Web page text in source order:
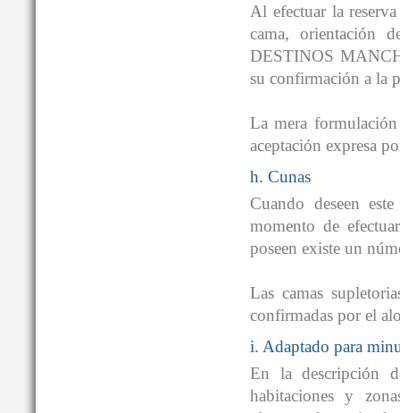
Al efectuar la
cama, orientación
DESTINOS
su confirmación a la
La mera
aceptación expresa
h. Cunas
Cuando deseen
momento de
poseen existe un
Las camas
confirmadas por el
i. Adaptado para
En la descripción
habitaciones y